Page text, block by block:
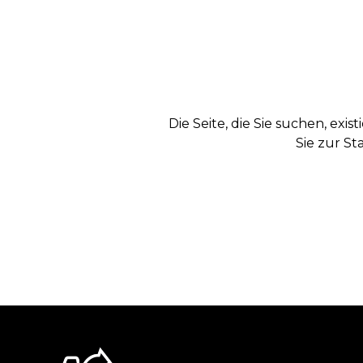
Die Seite, die Sie suchen,
Sie zur